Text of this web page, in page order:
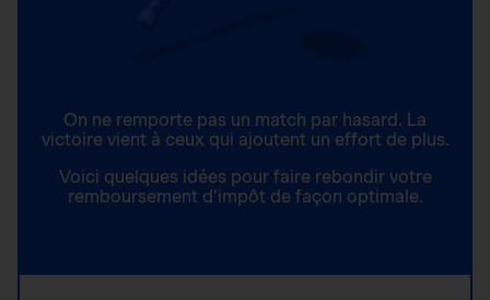
On ne remporte pas un match par hasard. La
victoire vient à ceux qui ajoutent un effort de plus.
Voici quelques idées pour faire rebondir votre
remboursement d’impôt de façon optimale.